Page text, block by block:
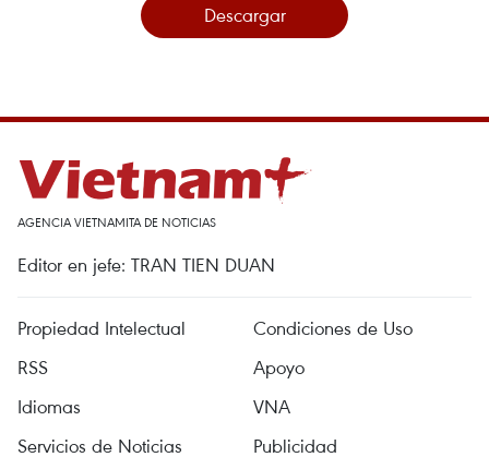
Descargar
AGENCIA VIETNAMITA DE NOTICIAS
Editor en jefe: TRAN TIEN DUAN
Propiedad Intelectual
Condiciones de Uso
RSS
Apoyo
Idiomas
VNA
Servicios de Noticias
Publicidad